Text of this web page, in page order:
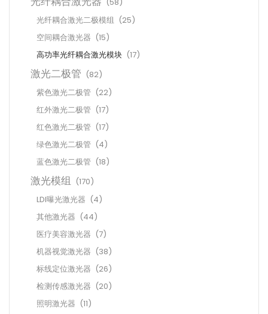
光纤耦合激光二极模组 (25)
空间耦合激光器 (15)
高功率光纤耦合激光模块 (17)
激光二极管 (82)
紫色激光二极管 (22)
红外激光二极管 (17)
红色激光二极管 (17)
绿色激光二极管 (4)
蓝色激光二极管 (18)
激光模组 (170)
LDI曝光激光器 (4)
其他激光器 (44)
医疗美容激光器 (7)
机器视觉激光器 (38)
标线定位激光器 (26)
检测传感激光器 (20)
照明激光器 (11)